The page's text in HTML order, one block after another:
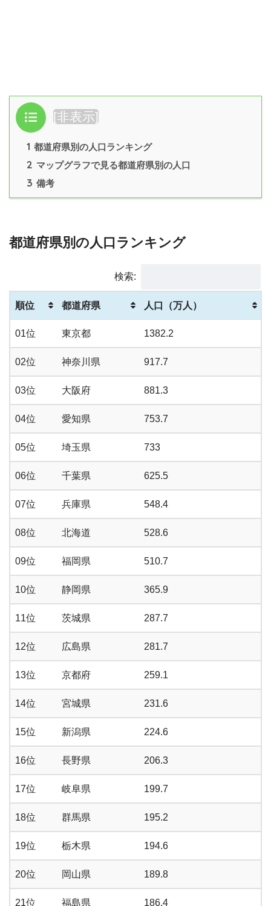
目次 [非表示]
1 都道府県別の人口ランキング
2 マップグラフで見る都道府県別の人口
3 備考
都道府県別の人口ランキング
検索:
順位 都道府県 人口（万人）
01位 東京都 1382.2
02位 神奈川県 917.7
03位 大阪府 881.3
04位 愛知県 753.7
05位 埼玉県 733
06位 千葉県 625.5
07位 兵庫県 548.4
08位 北海道 528.6
09位 福岡県 510.7
10位 静岡県 365.9
11位 茨城県 287.7
12位 広島県 281.7
13位 京都府 259.1
14位 宮城県 231.6
15位 新潟県 224.6
16位 長野県 206.3
17位 岐阜県 199.7
18位 群馬県 195.2
19位 栃木県 194.6
20位 岡山県 189.8
21位 福島県 186.4